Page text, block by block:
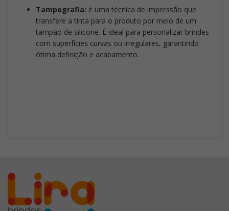
Tampografia: é uma técnica de impressão que
transfere a tinta para o produto por meio de um
tampão de silicone. É ideal para personalizar brindes
com superfícies curvas ou irregulares, garantindo
ótima definição e acabamento.